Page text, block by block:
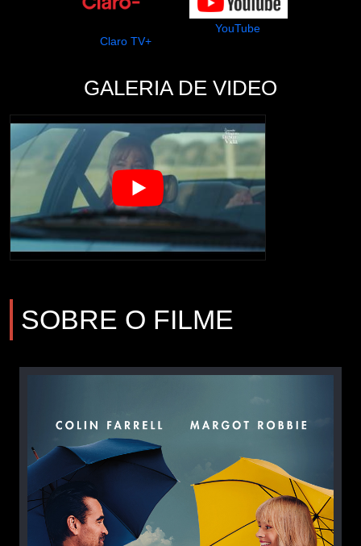
Claro TV+
YouTube
GALERIA DE VIDEO
SOBRE O FILME